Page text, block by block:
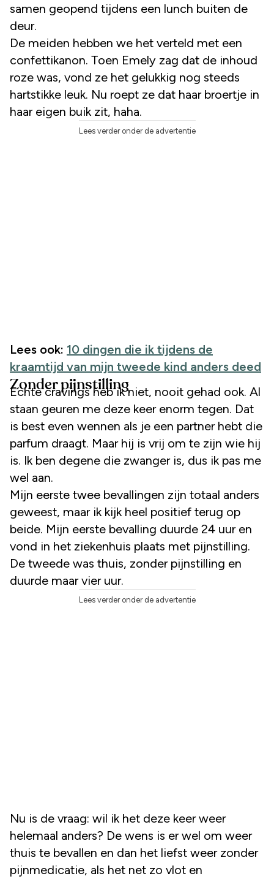
samen geopend tijdens een lunch buiten de
deur.
De meiden hebben we het verteld met een
confettikanon. Toen Emely zag dat de inhoud
roze was, vond ze het gelukkig nog steeds
hartstikke leuk. Nu roept ze dat haar broertje in
haar eigen buik zit, haha.
Lees verder onder de advertentie
Lees ook: 10 dingen die ik tijdens de
kraamtijd van mijn tweede kind anders deed
Zonder pijnstilling
Echte cravings heb ik niet, nooit gehad ook. Al
staan geuren me deze keer enorm tegen. Dat
is best even wennen als je een partner hebt die
parfum draagt. Maar hij is vrij om te zijn wie hij
is. Ik ben degene die zwanger is, dus ik pas me
wel aan.
Mijn eerste twee bevallingen zijn totaal anders
geweest, maar ik kijk heel positief terug op
beide. Mijn eerste bevalling duurde 24 uur en
vond in het ziekenhuis plaats met pijnstilling.
De tweede was thuis, zonder pijnstilling en
duurde maar vier uur.
Lees verder onder de advertentie
Nu is de vraag: wil ik het deze keer weer
helemaal anders? De wens is er wel om weer
thuis te bevallen en dan het liefst weer zonder
pijnmedicatie, als het net zo vlot en